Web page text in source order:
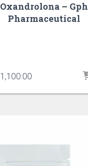
Oxandrolona – Gph
Pharmaceutical
1,100.00